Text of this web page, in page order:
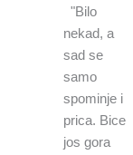
"Bilo
nekad, a
sad se
samo
spominje i
prica. Bice
jos gora